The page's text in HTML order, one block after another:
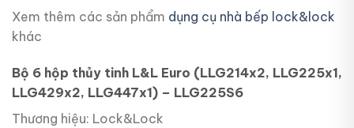
Xem thêm các sản phẩm dụng cụ nhà bếp lock&lock
khác
Bộ 6 hộp thủy tinh L&L Euro (LLG214x2, LLG225x1,
LLG429x2, LLG447x1) – LLG225S6
Thương hiệu: Lock&Lock